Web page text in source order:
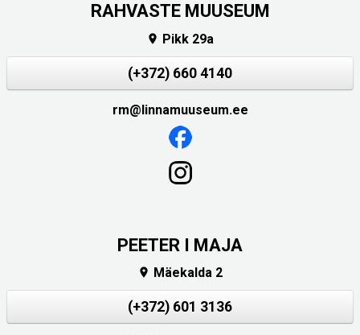
RAHVASTE MUUSEUM
 Pikk 29a
(+372) 660 4140
rm@linnamuuseum.ee
PEETER I MAJA
 Mäekalda 2
(+372) 601 3136